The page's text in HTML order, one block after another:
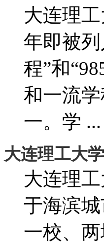
大连理
年即被
程”和
和一流
一。学 ...
大连理工大
大连理
于海滨
一校、